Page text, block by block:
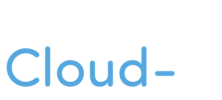
Cloud-